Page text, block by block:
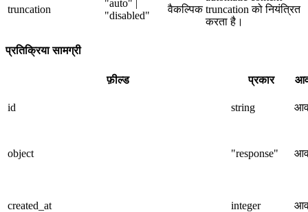
truncation
"auto" |
"disabled"
वैकल्पिक truncation को नियंत्रित
करता है।
प्रतिक्रिया सामग्री
फ़ील्ड प्रकार
id string
object "response"
created_at integer